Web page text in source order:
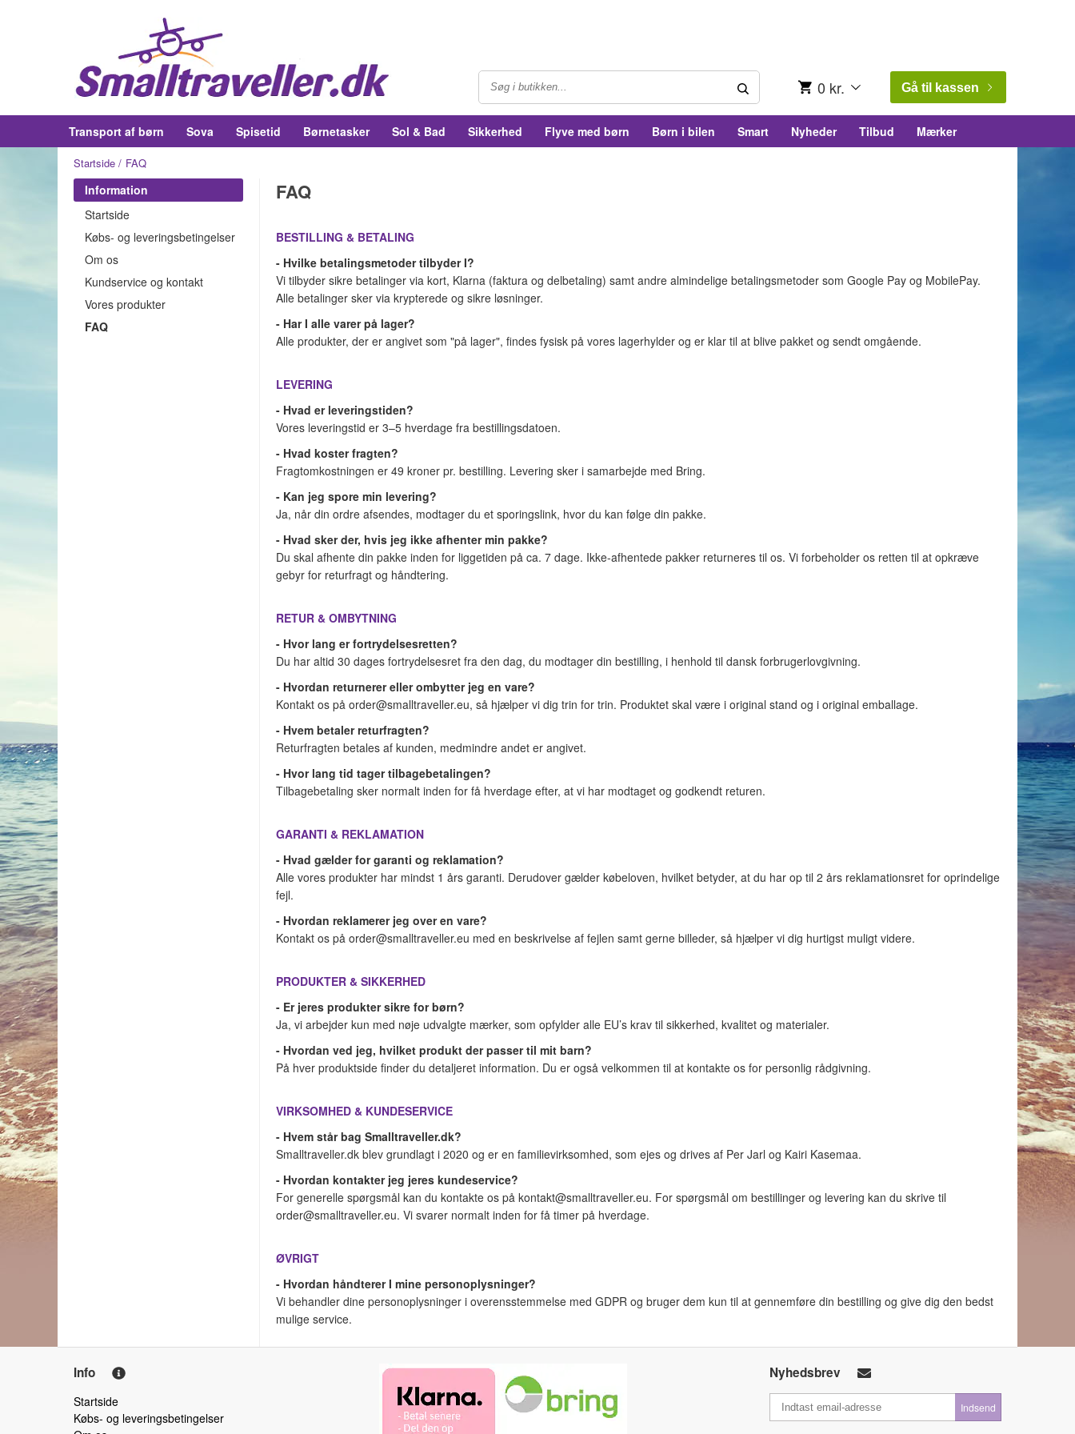
0 kr. Gå til kassen
Transport af børn Sova Spisetid Børnetasker Sol & Bad Sikkerhed Flyve med børn Børn i bilen Smart Nyheder Tilbud Mærker
Startside FAQ
Information
Startside
Købs- og leveringsbetingelser
Om os
Kundservice og kontakt
Vores produkter
FAQ
FAQ
BESTILLING & BETALING
- Hvilke betalingsmetoder tilbyder I?
Vi tilbyder sikre betalinger via kort, Klarna (faktura og delbetaling) samt andre almindelige betalingsmetoder som Google Pay og MobilePay.
Alle betalinger sker via krypterede og sikre løsninger.
- Har I alle varer på lager?
Alle produkter, der er angivet som "på lager", findes fysisk på vores lagerhylder og er klar til at blive pakket og sendt omgående.
LEVERING
- Hvad er leveringstiden?
Vores leveringstid er 3–5 hverdage fra bestillingsdatoen.
- Hvad koster fragten?
Fragtomkostningen er 49 kroner pr. bestilling. Levering sker i samarbejde med Bring.
- Kan jeg spore min levering?
Ja, når din ordre afsendes, modtager du et sporingslink, hvor du kan følge din pakke.
- Hvad sker der, hvis jeg ikke afhenter min pakke?
Du skal afhente din pakke inden for liggetiden på ca. 7 dage. Ikke-afhentede pakker returneres til os. Vi forbeholder os retten til at opkræve
gebyr for returfragt og håndtering.
RETUR & OMBYTNING
- Hvor lang er fortrydelsesretten?
Du har altid 30 dages fortrydelsesret fra den dag, du modtager din bestilling, i henhold til dansk forbrugerlovgivning.
- Hvordan returnerer eller ombytter jeg en vare?
Kontakt os på order@smalltraveller.eu, så hjælper vi dig trin for trin. Produktet skal være i original stand og i original emballage.
- Hvem betaler returfragten?
Returfragten betales af kunden, medmindre andet er angivet.
- Hvor lang tid tager tilbagebetalingen?
Tilbagebetaling sker normalt inden for få hverdage efter, at vi har modtaget og godkendt returen.
GARANTI & REKLAMATION
- Hvad gælder for garanti og reklamation?
Alle vores produkter har mindst 1 års garanti. Derudover gælder købeloven, hvilket betyder, at du har op til 2 års reklamationsret for oprindelige
fejl.
- Hvordan reklamerer jeg over en vare?
Kontakt os på order@smalltraveller.eu med en beskrivelse af fejlen samt gerne billeder, så hjælper vi dig hurtigst muligt videre.
PRODUKTER & SIKKERHED
- Er jeres produkter sikre for børn?
Ja, vi arbejder kun med nøje udvalgte mærker, som opfylder alle EU’s krav til sikkerhed, kvalitet og materialer.
- Hvordan ved jeg, hvilket produkt der passer til mit barn?
På hver produktside finder du detaljeret information. Du er også velkommen til at kontakte os for personlig rådgivning.
VIRKSOMHED & KUNDESERVICE
- Hvem står bag Smalltraveller.dk?
Smalltraveller.dk blev grundlagt i 2020 og er en familievirksomhed, som ejes og drives af Per Jarl og Kairi Kasemaa.
- Hvordan kontakter jeg jeres kundeservice?
For generelle spørgsmål kan du kontakte os på kontakt@smalltraveller.eu. For spørgsmål om bestillinger og levering kan du skrive til
order@smalltraveller.eu. Vi svarer normalt inden for få timer på hverdage.
ØVRIGT
- Hvordan håndterer I mine personoplysninger?
Vi behandler dine personoplysninger i overensstemmelse med GDPR og bruger dem kun til at gennemføre din bestilling og give dig den bedst
mulige service.
Info
Startside
Købs- og leveringsbetingelser
Nyhedsbrev
Indsend